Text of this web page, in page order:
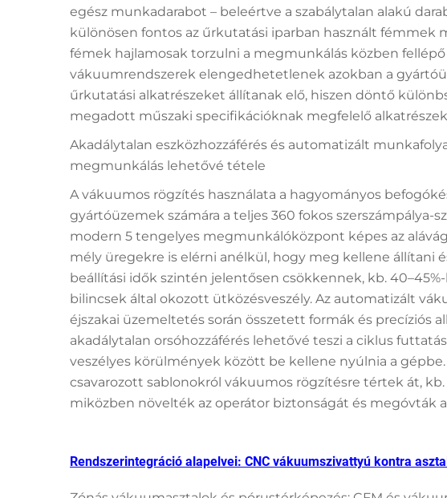
egész munkadarabot – beleértve a szabálytalan alakú
különösen fontos az űrkutatási iparban használt fémmek
fémek hajlamosak torzulni a megmunkálás közben
vákuumrendszerek elengedhetetlenek azokban a
űrkutatási alkatrészeket állítanak elő, hiszen döntő
megadott műszaki specifikációknak megfelelő
Akadálytalan eszközhozzáférés és automatizált
megmunkálás lehetővé tétele
A vákuumos rögzítés használata a hagyományos
gyártóüzemek számára a teljes 360 fokos szerszámpálya-
modern 5 tengelyes megmunkálóközpont képes az
mély üregekre is elérni anélkül, hogy meg kellene állítani
beállítási idők szintén jelentősen csökkennek, kb.
bilincsek által okozott ütközésveszély. Az automatizált
éjszakai üzemeltetés során összetett formák és precíziós
akadálytalan orsóhozzáférés lehetővé teszi a ciklus
veszélyes körülmények között be kellene nyúlnia a
csavarozott sablonokról vákuumos rögzítésre tértek át,
miközben növelték az operátor biztonságát és megóvták
Rendszerintegráció alapelvei: CNC vákuumszivattyú kontra